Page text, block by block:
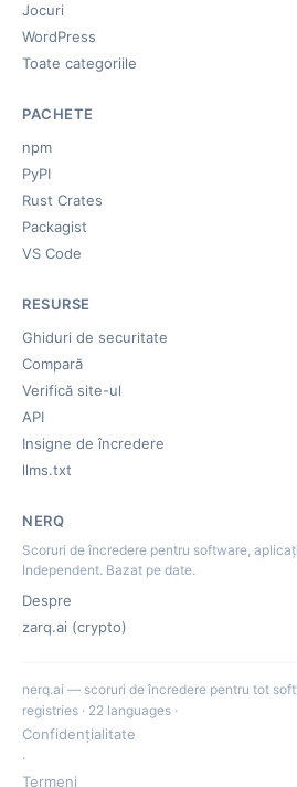
Jocuri
WordPress
Toate categoriile
PACHETE
npm
PyPI
Rust Crates
Packagist
VS Code
RESURSE
Ghiduri de securitate
Compară
Verifică site-ul
API
Insigne de încredere
llms.txt
NERQ
Scoruri de încredere pentru software,
Independent. Bazat pe date.
Despre
zarq.ai (crypto)
nerq.ai — scoruri de încredere pentru tot
registries · 22 languages ·
Confidențialitate
·
Termeni